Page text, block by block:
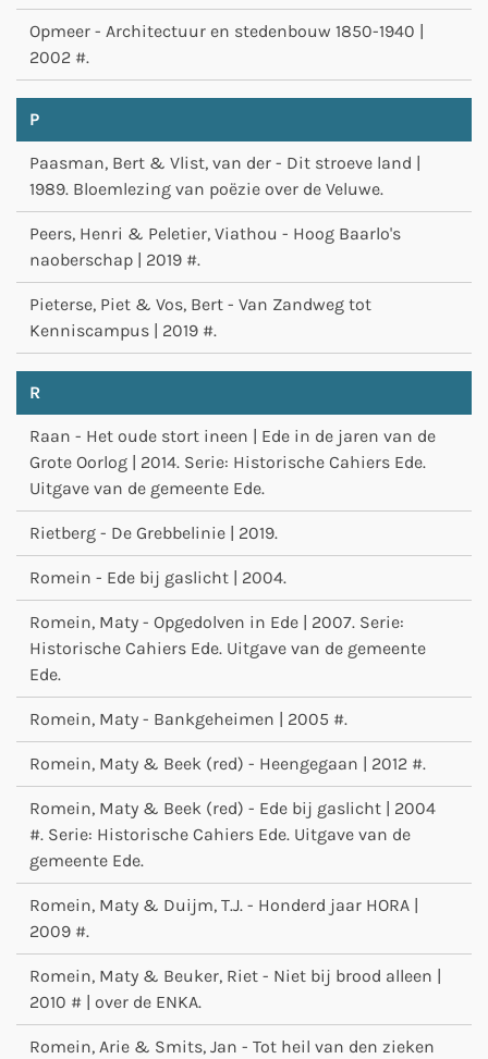
Opmeer - Architectuur en stedenbouw 1850-1940 |
2002 #.
P
Paasman, Bert & Vlist, van der - Dit stroeve land |
1989. Bloemlezing van poëzie over de Veluwe.
Peers, Henri & Peletier, Viathou - Hoog Baarlo's
naoberschap | 2019 #.
Pieterse, Piet & Vos, Bert - Van Zandweg tot
Kenniscampus | 2019 #.
R
Raan - Het oude stort ineen | Ede in de jaren van de
Grote Oorlog | 2014. Serie: Historische Cahiers Ede.
Uitgave van de gemeente Ede.
Rietberg - De Grebbelinie | 2019.
Romein - Ede bij gaslicht | 2004.
Romein, Maty - Opgedolven in Ede | 2007. Serie:
Historische Cahiers Ede. Uitgave van de gemeente
Ede.
Romein, Maty - Bankgeheimen | 2005 #.
Romein, Maty & Beek (red) - Heengegaan | 2012 #.
Romein, Maty & Beek (red) - Ede bij gaslicht | 2004
#. Serie: Historische Cahiers Ede. Uitgave van de
gemeente Ede.
Romein, Maty & Duijm, T.J. - Honderd jaar HORA |
2009 #.
Romein, Maty & Beuker, Riet - Niet bij brood alleen |
2010 # | over de ENKA.
Romein, Arie & Smits, Jan - Tot heil van den zieken